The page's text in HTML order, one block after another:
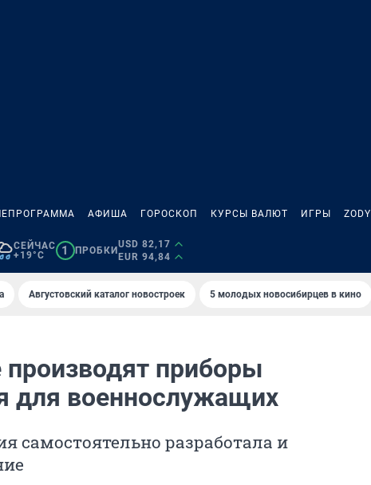
АФИША ГОРОСКОП КУРСЫ ВАЛЮТ ИГРЫ ZODY
СЕЙЧАС
+19°C
1 ПРОБКИ
USD 82,17
EUR 94,84
Августовский каталог новостроек 5 молодых новосибирцев в кино
приборы
для военнослужащих
самостоятельно разработала и